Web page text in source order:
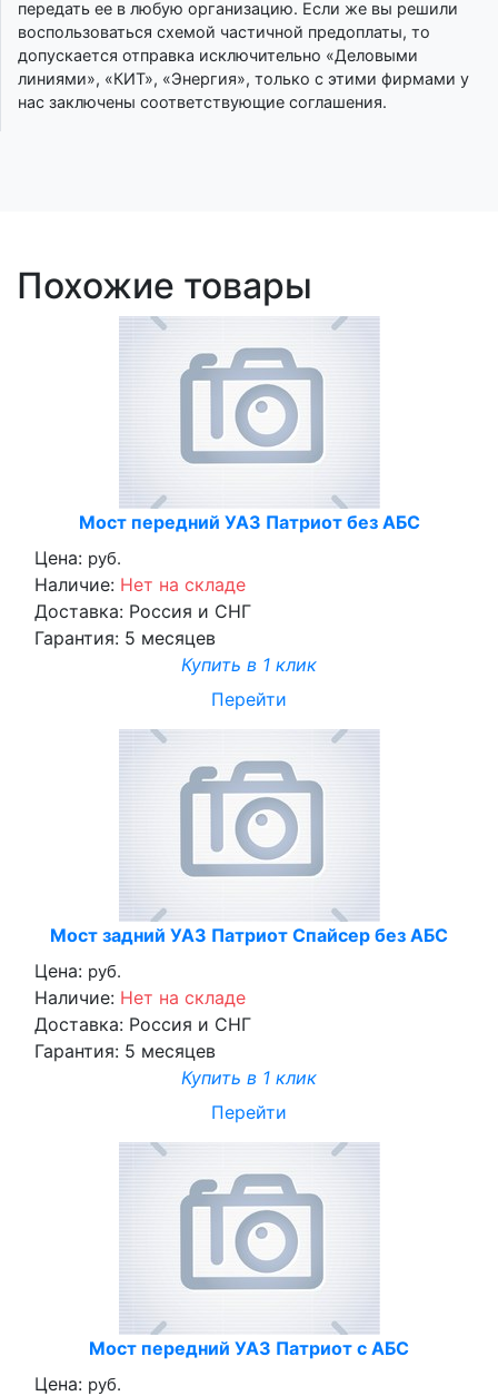
передать ее в любую организацию. Если же вы решили
воспользоваться схемой частичной предоплаты, то
допускается отправка исключительно «Деловыми
линиями», «КИТ», «Энергия», только с этими фирмами у
нас заключены соответствующие соглашения.
Похожие товары
Мост передний УАЗ Патриот без АБС
Цена: руб.
Наличие: Нет на складе
Доставка: Россия и СНГ
Гарантия: 5 месяцев
Купить в 1 клик
Перейти
Мост задний УАЗ Патриот Спайсер без АБС
Цена: руб.
Наличие: Нет на складе
Доставка: Россия и СНГ
Гарантия: 5 месяцев
Купить в 1 клик
Перейти
Мост передний УАЗ Патриот с АБС
Цена: руб.